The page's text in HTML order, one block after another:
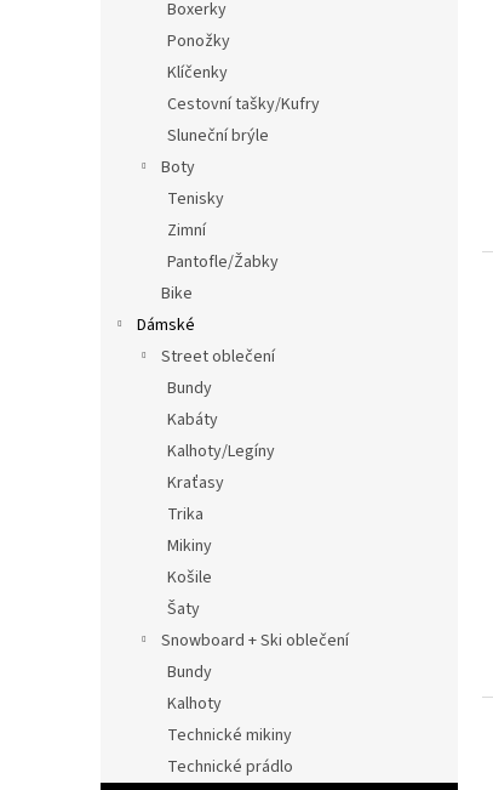
Boxerky
Ponožky
Klíčenky
Cestovní tašky/Kufry
Sluneční brýle
Boty
Tenisky
Zimní
Pantofle/Žabky
Bike
Dámské
Street oblečení
Bundy
Kabáty
Kalhoty/Legíny
Kraťasy
Trika
Mikiny
Košile
Šaty
Snowboard + Ski oblečení
Bundy
Kalhoty
Technické mikiny
Technické prádlo